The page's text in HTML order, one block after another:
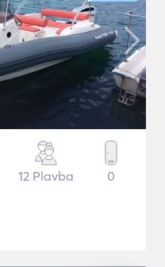
12 Plavba 0